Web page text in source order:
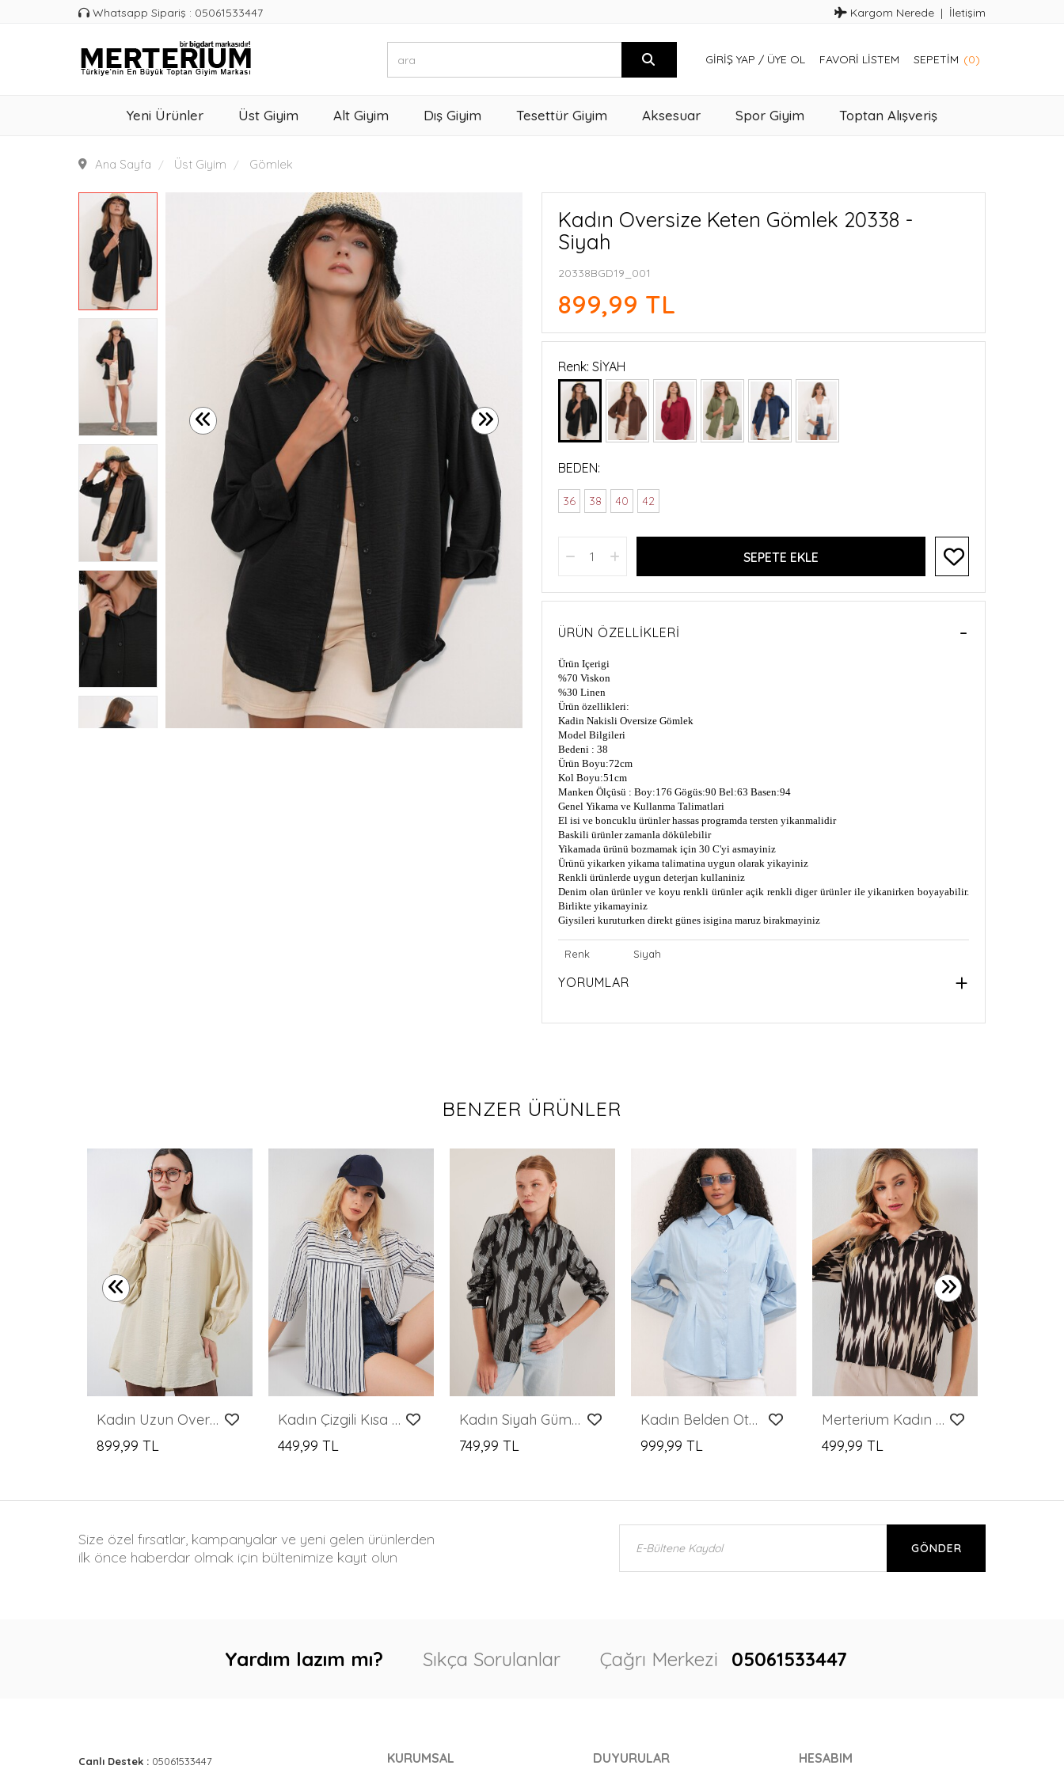
Whatsapp Sipariş : 05061533447 Kargom Nerede İletişim
GIRIŞ YAP / ÜYE OL FAVORI LISTEM SEPETIM (0)
Yeni Ürünler Üst Giyim Alt Giyim Dış Giyim Tesettür Giyim Aksesuar Spor Giyim Toptan Alışveriş
Ana Sayfa Üst Giyim Gömlek
Kadın Oversize Keten Gömlek 20338 -
Siyah
20338BGD19_001
899,99 TL
Renk: SİYAH
BEDEN:
36 38 40 42
SEPETE EKLE
ÜRÜN ÖZELLIKLERI
Ürün Içerigi
%70 Viskon
%30 Linen
Ürün özellikleri:
Kadin Nakisli Oversize Gömlek
Model Bilgileri
Bedeni : 38
Ürün Boyu:72cm
Kol Boyu:51cm
Manken Ölçüsü : Boy:176 Gögüs:90 Bel:63 Basen:94
Genel Yikama ve Kullanma Talimatlari
El isi ve boncuklu ürünler hassas programda tersten yikanmalidir
Baskili ürünler zamanla dökülebilir
Yikamada ürünü bozmamak için 30 C'yi asmayiniz
Ürünü yikarken yikama talimatina uygun olarak yikayiniz
Renkli ürünlerde uygun deterjan kullaniniz
Denim olan ürünler ve koyu renkli ürünler açik renkli diger ürünler ile yikanirken boyayabilir.
Birlikte yikamayiniz
Giysileri kuruturken direkt günes isigina maruz birakmayiniz
Renk Siyah
YORUMLAR
BENZER ÜRÜNLER
Kadın Uzun Oversize Gömlek 5965 - Ekru
899,99 TL
Kadın Çizgili Kısa Kol Gömlek 20344 - A.Lacivert
449,99 TL
Kadın Siyah Gümüş Varak Desenli Gömlek 20253
749,99 TL
Kadın Belden Oturtmalı Poplin Gömlek 20384 - Mavi
999,99 TL
Merterium Kadın Desenli Kısa Kol Crop Gömlek 20337 - Siyah
499,99 TL
Size özel fırsatlar, kampanyalar ve yeni gelen ürünlerden
ilk önce haberdar olmak için bültenimize kayıt olun
GÖNDER
Yardım lazım mı? Sıkça Sorulanlar Çağrı Merkezi 05061533447
Canlı Destek : 05061533447 KURUMSAL DUYURULAR HESABIM